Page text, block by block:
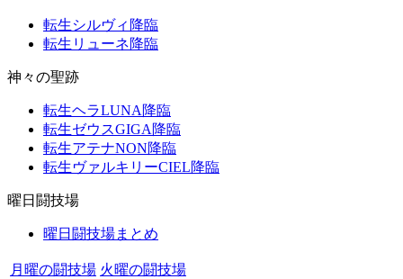
転生シルヴィ降臨
転生リューネ降臨
神々の聖跡
転生ヘラLUNA降臨
転生ゼウスGIGA降臨
転生アテナNON降臨
転生ヴァルキリーCIEL降臨
曜日闘技場
曜日闘技場まとめ
月曜の闘技場 火曜の闘技場